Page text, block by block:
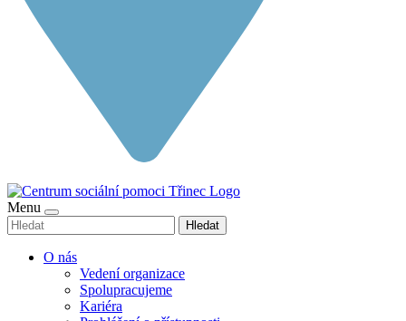
Menu
Hledat
O nás
Vedení organizace
Spolupracujeme
Kariéra